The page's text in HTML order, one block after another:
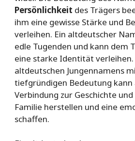
Persönlichkeit des Trägers
ihm eine gewisse Stärke und
verleihen. Ein altdeutscher
edle Tugenden und kann dem
eine starke Identität verleihen.
altdeutschen Jungennamens
tiefgründigen Bedeutung kann
Verbindung zur Geschichte und
Familie herstellen und eine
schaffen.